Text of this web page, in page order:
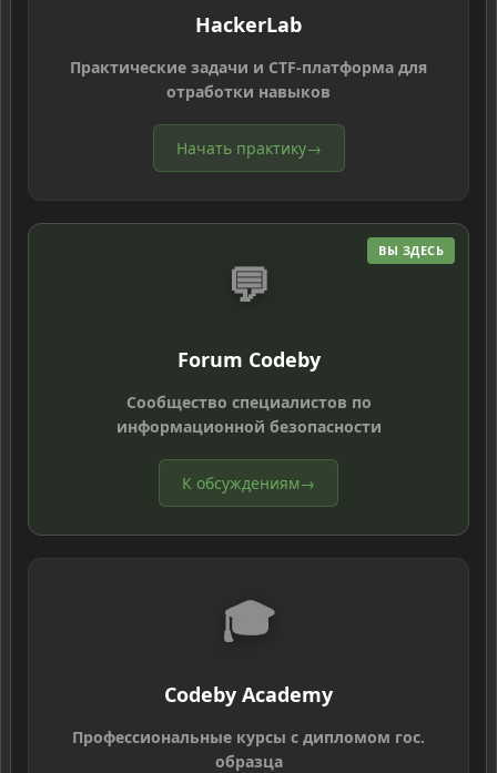
HackerLab
Практические задачи и CTF-платформа для
отработки навыков
Начать практику→
ВЫ ЗДЕСЬ
💬
Forum Codeby
Сообщество специалистов по
информационной безопасности
К обсуждениям→
🎓
Codeby Academy
Профессиональные курсы с дипломом гос.
образца